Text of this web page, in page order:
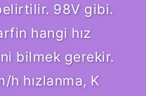
98V gibi.
hangi hız
bilmek gerekir.
h hızlanma, K